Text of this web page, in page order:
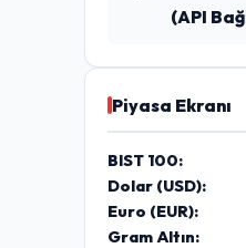
(API
Piyasa Ekranı
BIST 100:
Dolar (USD):
Euro (EUR):
Gram Altın: